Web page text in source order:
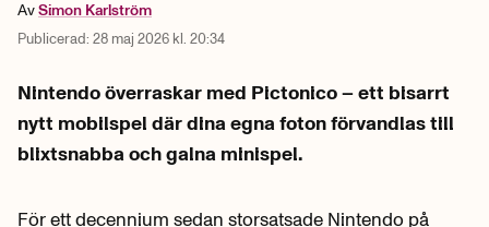
AvSimon Karlström
Publicerad: 28 maj 2026 kl. 20:34
Nintendo överraskar med Pictonico – ett bisarrt
nytt mobilspel där dina egna foton förvandlas till
blixtsnabba och galna minispel.
För ett decennium sedan storsatsade Nintendo på